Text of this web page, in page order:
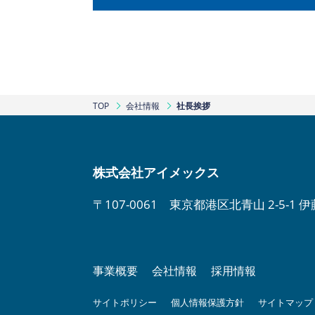
TOP 会社情報 社長挨拶
株式会社アイメックス
〒107-0061 東京都港区北青山 2-5-1 伊
事業概要 会社情報 採用情報
サイトポリシー 個人情報保護方針 サイトマップ